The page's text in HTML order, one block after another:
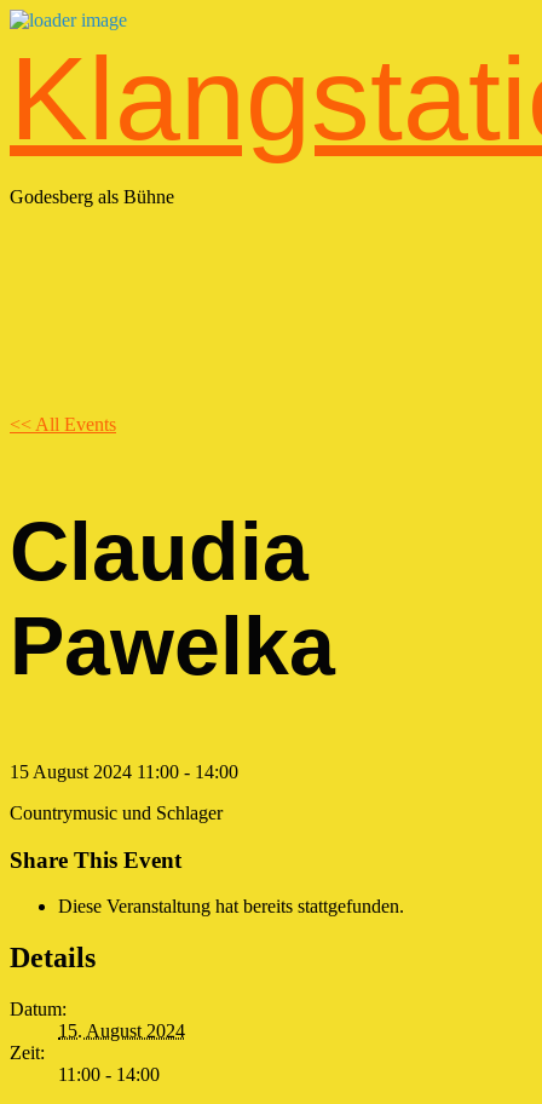
Inhalt
wechseln
Godesberg als Bühne
<< All Events
Claudia
Pawelka
15 August 2024 11:00 - 14:00
Countrymusic und Schlager
Share This Event
Diese Veranstaltung hat bereits stattgefunden.
Details
Datum:
15. August 2024
Zeit:
11:00 - 14:00